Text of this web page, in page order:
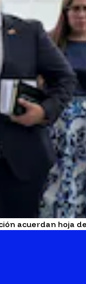
acuerdan hoja